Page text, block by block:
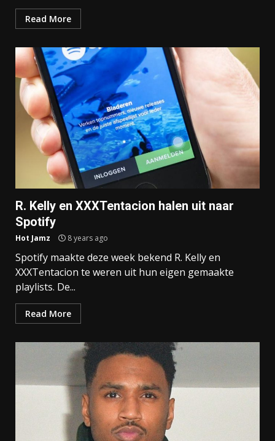
Read More
R. Kelly en XXXTentacion halen uit naar
Spotify
Hot Jamz 8 years ago
Spotify maakte deze week bekend R. Kelly en
XXXTentacion te weren uit hun eigen gemaakte
playlists. De...
Read More